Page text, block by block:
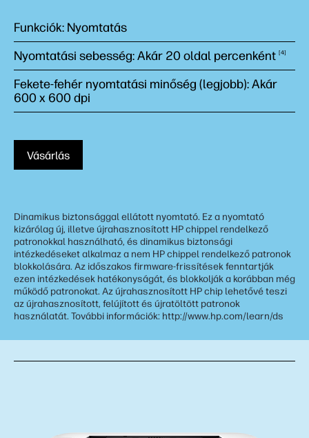
Funkciók: Nyomtatás
Nyomtatási sebesség: Akár 20 oldal percenként 4
Fekete-fehér nyomtatási minőség (legjobb): Akár
600 x 600 dpi
Vásárlás
Dinamikus biztonsággal ellátott nyomtató. Ez a nyomtató
kizárólag új, illetve újrahasznosított HP chippel rendelkező
patronokkal használható, és dinamikus biztonsági
intézkedéseket alkalmaz a nem HP chippel rendelkező patronok
blokkolására. Az időszakos firmware-frissítések fenntartják
ezen intézkedések hatékonyságát, és blokkolják a korábban még
működő patronokat. Az újrahasznosított HP chip lehetővé teszi
az újrahasznosított, felújított és újratöltött patronok
használatát. További információk: http://www.hp.com/learn/ds